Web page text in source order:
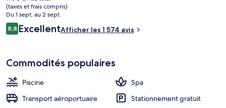
adorent la piscine et les lits confortables. L’hébergement se situe à
quelques minutes de marche du transport en commun : Station de
Airport Rail Link Suvarnabhum se trouve à 3 minutes.
actuel
est
de 164 $ CA
(taxes et frais compris)
Du 1 sept. au 2 sept.
Avis
8,88,8 sur 10 –
ExcellentAfficher les 1 574 avis
Commodités populaires
Piscine
Spa
Transport aéroportuaire
Stationnement gratuit